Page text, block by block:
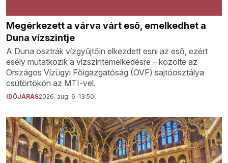
Megérkezett a várva várt eső, emelkedhet a
Duna vízszintje
A Duna osztrák vízgyűjtőin elkezdett esni az eső, ezért
esély mutatkozik a vízszintemelkedésre – közölte az
Országos Vízügyi Főigazgatóság (OVF) sajtóosztálya
csütörtökön az MTI-vel.
IDŐJÁRÁS2026. aug. 6. 13:50